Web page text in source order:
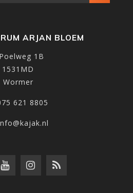
ARJAN BLOEM
Poelweg 1B
1531MD
Wormer
621 8805